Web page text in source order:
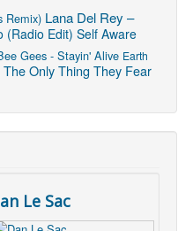
Remix) Lana Del Rey –
(Radio Edit) Self Aware
Gees - Stayin' Alive Earth
The Only Thing They Fear
Le Sac